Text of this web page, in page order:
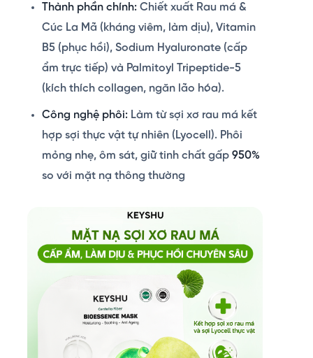
Thành phần chính:Chiết xuất Rau má &
Cúc La Mã (kháng viêm, làm dịu), Vitamin
B5 (phục hồi), Sodium Hyaluronate (cấp
ẩm trực tiếp) và Palmitoyl Tripeptide-5
(kích thích collagen, ngăn lão hóa).
Công nghệ phôi:Làm từ sợi xơ rau má kết
hợp sợi thực vật tự nhiên (Lyocell). Phôi
mỏng nhẹ, ôm sát, giữ tinh chất gấp 950%
so với mặt nạ thông thường